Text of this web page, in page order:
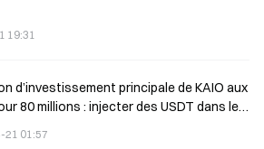
19:31
d’investissement principale de KAIO aux
80 millions : injecter des USDT dans le
21 01:57